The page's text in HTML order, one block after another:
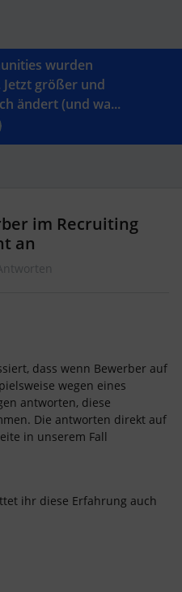
wurden
größer und
ändert (und wa...
im Recruiting
an
dass wenn Bewerber auf
wegen eines
antworten, diese
Die antworten direkt auf
in unserem Fall
ihr diese Erfahrung auch